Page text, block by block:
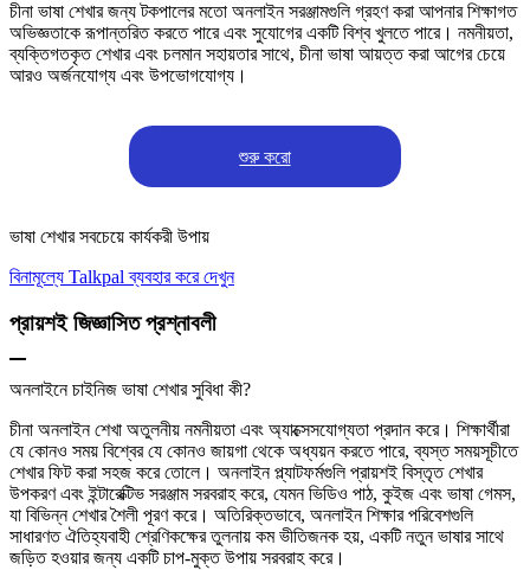
চীনা ভাষা শেখার জন্য টকপালের মতো অনলাইন সরঞ্জামগুলি গ্রহণ করা আপনার শিক্ষাগত
অভিজ্ঞতাকে রূপান্তরিত করতে পারে এবং সুযোগের একটি বিশ্ব খুলতে পারে। নমনীয়তা,
ব্যক্তিগতকৃত শেখার এবং চলমান সহায়তার সাথে, চীনা ভাষা আয়ত্ত করা আগের চেয়ে
আরও অর্জনযোগ্য এবং উপভোগযোগ্য।
শুরু করো
ভাষা শেখার সবচেয়ে কার্যকরী উপায়
বিনামূল্যে Talkpal ব্যবহার করে দেখুন
প্রায়শই জিজ্ঞাসিত প্রশ্নাবলী
অনলাইনে চাইনিজ ভাষা শেখার সুবিধা কী?
চীনা অনলাইন শেখা অতুলনীয় নমনীয়তা এবং অ্যাক্সেসযোগ্যতা প্রদান করে। শিক্ষার্থীরা
যে কোনও সময় বিশ্বের যে কোনও জায়গা থেকে অধ্যয়ন করতে পারে, ব্যস্ত সময়সূচীতে
শেখার ফিট করা সহজ করে তোলে। অনলাইন প্ল্যাটফর্মগুলি প্রায়শই বিস্তৃত শেখার
উপকরণ এবং ইন্টারেক্টিভ সরঞ্জাম সরবরাহ করে, যেমন ভিডিও পাঠ, কুইজ এবং ভাষা গেমস,
যা বিভিন্ন শেখার শৈলী পূরণ করে। অতিরিক্তভাবে, অনলাইন শিক্ষার পরিবেশগুলি
সাধারণত ঐতিহ্যবাহী শ্রেণিকক্ষের তুলনায় কম ভীতিজনক হয়, একটি নতুন ভাষার সাথে
জড়িত হওয়ার জন্য একটি চাপ-মুক্ত উপায় সরবরাহ করে।